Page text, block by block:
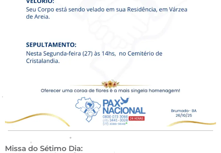
Missa do Sétimo Dia: